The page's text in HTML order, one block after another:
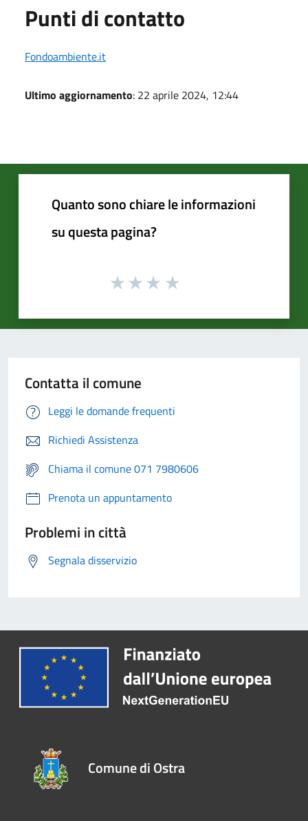
Punti di contatto
Fondoambiente.it
Ultimo aggiornamento: 22 aprile 2024, 12:44
Quanto sono chiare le informazioni
su questa pagina?
Contatta il comune
Leggi le domande frequenti
Richiedi Assistenza
Chiama il comune 071 7980606
Prenota un appuntamento
Problemi in città
Segnala disservizio
Comune di Ostra